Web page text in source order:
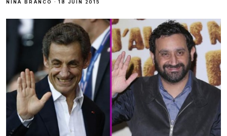
NINA BRANCO ·18 JUIN 2015